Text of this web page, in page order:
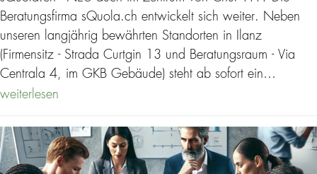
Beratungsfirma sQuola.ch entwickelt sich weiter. Neben
unseren langjährig bewährten Standorten in Ilanz
(Firmensitz - Strada Curtgin 13 und Beratungsraum - Via
Centrala 4, im GKB Gebäude) steht ab sofort ein…
weiterlesen